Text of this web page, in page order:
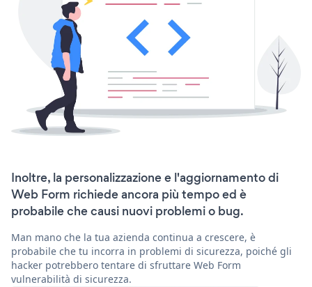
Inoltre, la personalizzazione e l'aggiornamento di
Web Form richiede ancora più tempo ed è
probabile che causi nuovi problemi o bug.
Man mano che la tua azienda continua a crescere, è
probabile che tu incorra in problemi di sicurezza, poiché gli
hacker potrebbero tentare di sfruttare Web Form
vulnerabilità di sicurezza.